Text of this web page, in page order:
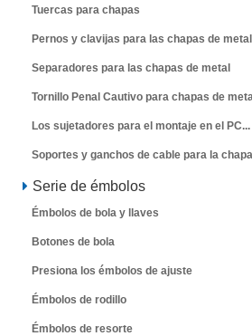
Tuercas para chapas
Pernos y clavijas para las chapas de metal
Separadores para las chapas de metal
Tornillo Penal Cautivo para chapas de
Los sujetadores para el montaje en el PC...
Soportes y ganchos de cable para la
Serie de émbolos
Émbolos de bola y llaves
Botones de bola
Presiona los émbolos de ajuste
Émbolos de rodillo
Émbolos de resorte